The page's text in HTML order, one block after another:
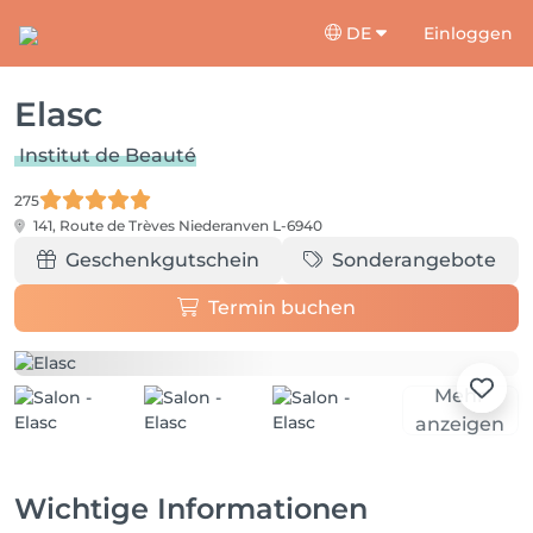
DE Einloggen
Elasc
Institut de Beauté
275
141, Route de Trèves Niederanven L-6940
Geschenkgutschein Sonderangebote
Termin buchen
Mehr
anzeigen
Wichtige Informationen